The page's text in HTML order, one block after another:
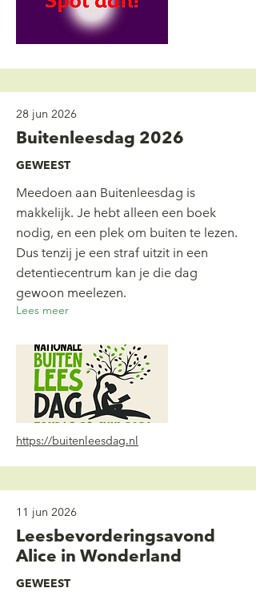
28 jun 2026
Buitenleesdag 2026
GEWEEST
Meedoen aan Buitenleesdag is
makkelijk. Je hebt alleen een boek
nodig, en een plek om buiten te lezen.
Dus tenzij je een straf uitzit in een
detentiecentrum kan je die dag
gewoon meelezen.
Lees meer
https://buitenleesdag.nl
11 jun 2026
Leesbevorderingsavond
Alice in Wonderland
GEWEEST